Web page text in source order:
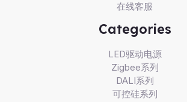
在线客服
Categories
LED驱动电源
Zigbee系列
DALI系列
可控硅系列